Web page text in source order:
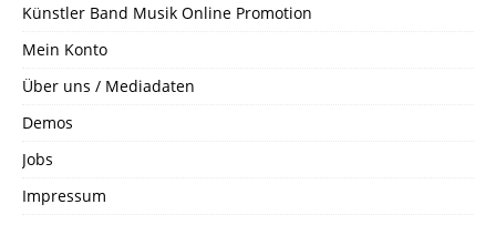
Künstler Band Musik Online Promotion
Mein Konto
Über uns / Mediadaten
Demos
Jobs
Impressum